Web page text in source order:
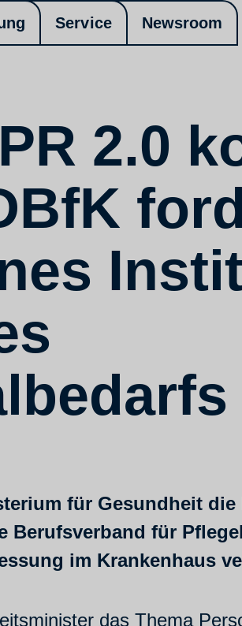
Service Newsroom
2.0
für Gesundheit
Berufsverband für
im Krankenhaus
das Thema